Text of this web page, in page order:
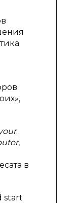
.
,
в
start